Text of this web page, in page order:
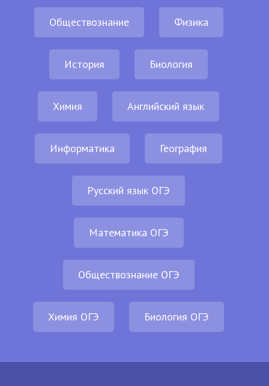
Обществознание Физика
История Биология
Химия Английский язык
Информатика География
Русский язык ОГЭ
Математика ОГЭ
Обществознание ОГЭ
Химия ОГЭ Биология ОГЭ